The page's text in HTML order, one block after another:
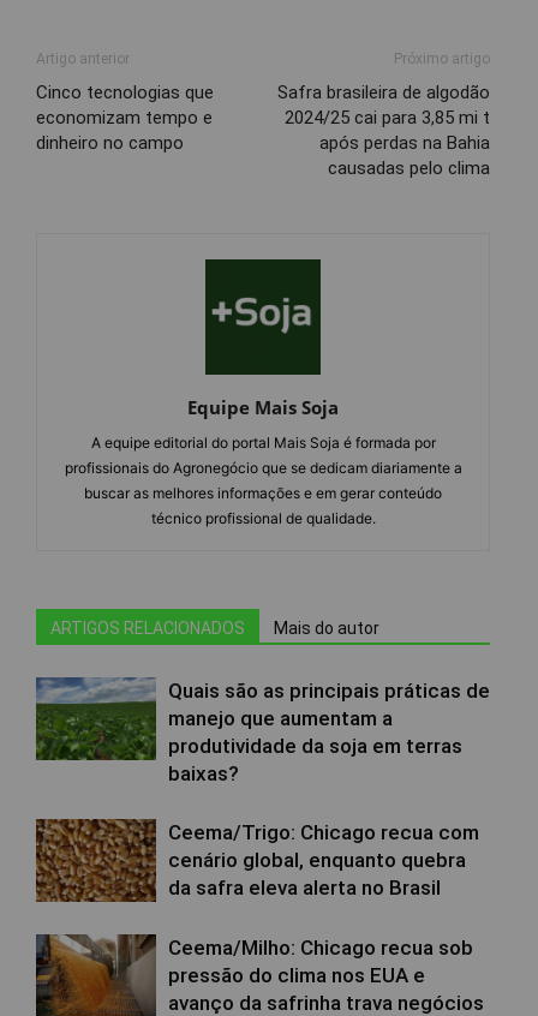
Artigo anterior
Cinco tecnologias que
economizam tempo e
dinheiro no campo
Próximo artigo
Safra brasileira de algodão
2024/25 cai para 3,85 mi t
após perdas na Bahia
causadas pelo clima
Equipe Mais Soja
A equipe editorial do portal Mais Soja é formada por
profissionais do Agronegócio que se dedicam diariamente a
buscar as melhores informações e em gerar conteúdo
técnico profissional de qualidade.
ARTIGOS RELACIONADOS Mais do autor
Quais são as principais práticas de
manejo que aumentam a
produtividade da soja em terras
baixas?
Ceema/Trigo: Chicago recua com
cenário global, enquanto quebra
da safra eleva alerta no Brasil
Ceema/Milho: Chicago recua sob
pressão do clima nos EUA e
avanço da safrinha trava negócios